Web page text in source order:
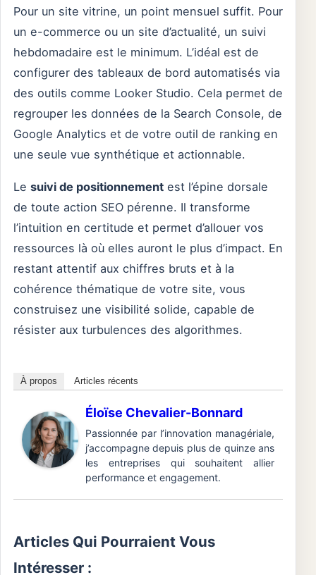
Pour un site vitrine, un point mensuel suffit. Pour
un e-commerce ou un site d’actualité, un suivi
hebdomadaire est le minimum. L’idéal est de
configurer des tableaux de bord automatisés via
des outils comme Looker Studio. Cela permet de
regrouper les données de la Search Console, de
Google Analytics et de votre outil de ranking en
une seule vue synthétique et actionnable.
Le suivi de positionnement est l’épine dorsale
de toute action SEO pérenne. Il transforme
l’intuition en certitude et permet d’allouer vos
ressources là où elles auront le plus d’impact. En
restant attentif aux chiffres bruts et à la
cohérence thématique de votre site, vous
construisez une visibilité solide, capable de
résister aux turbulences des algorithmes.
À propos Articles récents
Éloïse Chevalier-Bonnard
Passionnée par l’innovation managériale,
j’accompagne depuis plus de quinze ans
les entreprises qui souhaitent allier
performance et engagement.
Articles Qui Pourraient Vous
Intéresser :